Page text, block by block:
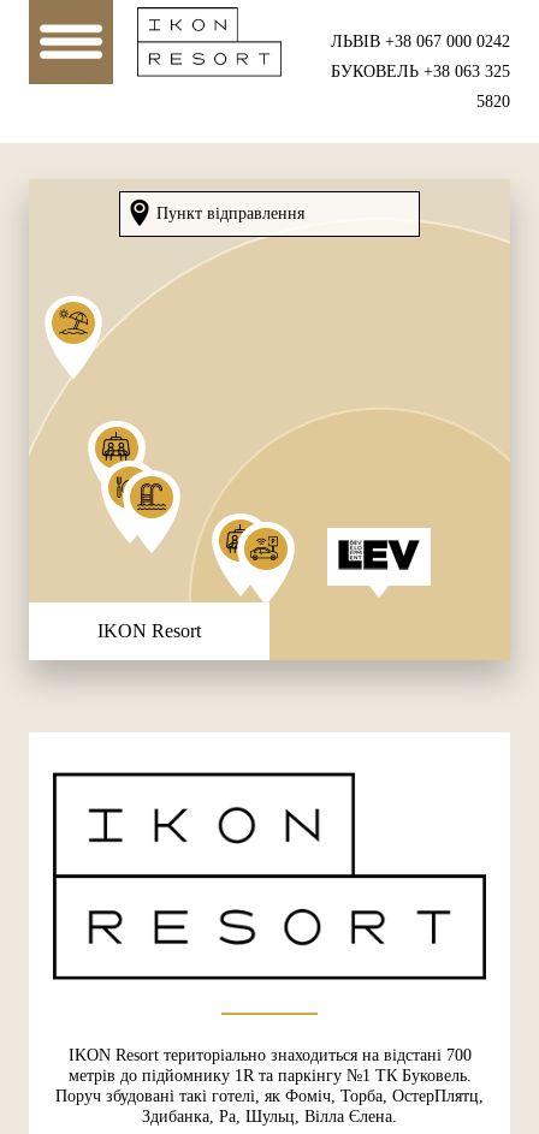
ЛЬВІВ +38 067 000 0242
БУКОВЕЛЬ +38 063 325
5820
IKON Resort
IKON Resort територіально знаходиться на відстані 700
метрів до підйомнику 1R та паркінгу №1 ТК Буковель.
Поруч збудовані такі готелі, як Фоміч, Торба, ОстерПлятц,
Здибанка, Ра, Шульц, Вілла Єлена.